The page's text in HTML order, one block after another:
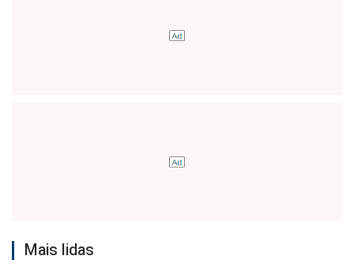
Mais lidas